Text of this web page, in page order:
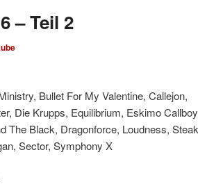
– Teil 2
Bullet For My Valentine, Callejon,
Die Krupps, Equilibrium, Eskimo
The Black, Dragonforce, Loudness, Steak
Sector, Symphony X